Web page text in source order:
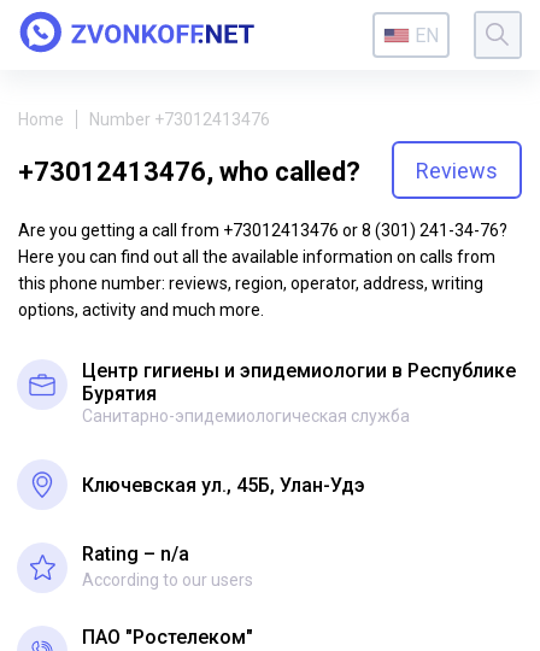
EN
Home Number +73012413476
+73012413476, who called? Reviews
Are you getting a call from +73012413476 or 8 (301) 241-34-76?
Here you can find out all the available information on calls from
this phone number: reviews, region, operator, address, writing
options, activity and much more.
Центр гигиены и эпидемиологии в Республике
Бурятия
Санитарно-эпидемиологическая служба
Ключевская ул., 45Б, Улан-Удэ
Rating – n/a
According to our users
ПАО "Ростелеком"